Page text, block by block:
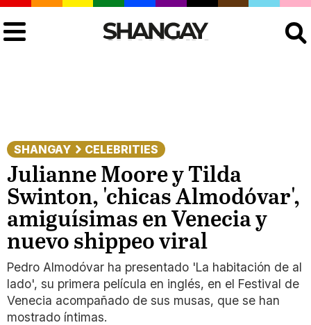
SHANGAY CELEBRITIES
Julianne Moore y Tilda
Swinton, 'chicas Almodóvar',
amiguísimas en Venecia y
nuevo shippeo viral
Pedro Almodóvar ha presentado 'La habitación de al
lado', su primera película en inglés, en el Festival de
Venecia acompañado de sus musas, que se han
mostrado íntimas.